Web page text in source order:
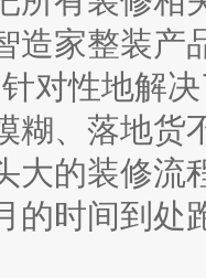
造家整装产
对性地解
糊、落地货
大的装修流
的时间到处